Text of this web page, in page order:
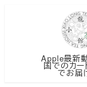
Apple最新
国でのカー
でお届